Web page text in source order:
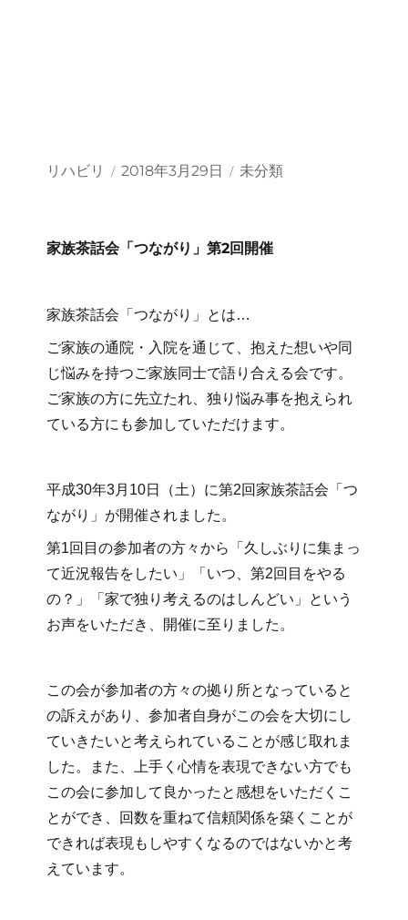
投
リハビリ
投
2018年3月29日
カ
ー
未分類
家族茶話会「つながり」第2回開催
家族茶話会「つながり」とは…
ご家族の通院・入院を通じて、抱えた想いや同
じ悩みを持つご家族同士で語り合える会です。
ご家族の方に先立たれ、独り悩み事を抱えられ
ている方にも参加していただけます。
平成30年3月10日（土）に第2回家族茶話会「つ
ながり」が開催されました。
第1回目の参加者の方々から「久しぶりに集まっ
て近況報告をしたい」「いつ、第2回目をやる
の？」「家で独り考えるのはしんどい」という
お声をいただき、開催に至りました。
この会が参加者の方々の拠り所となっていると
の訴えがあり、参加者自身がこの会を大切にし
ていきたいと考えられていることが感じ取れま
した。また、上手く心情を表現できない方でも
この会に参加して良かったと感想をいただくこ
とができ、回数を重ねて信頼関係を築くことが
できれば表現もしやすくなるのではないかと考
えています。